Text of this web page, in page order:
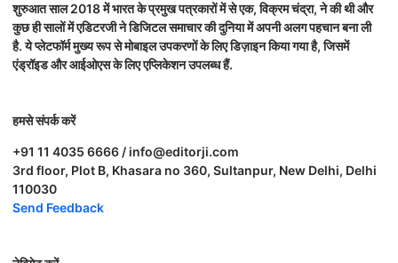
शुरुआत साल 2018 में भारत के प्रमुख पत्रकारों में से एक, विक्रम चंद्रा, ने की थी और
कुछ ही सालों में एडिटरजी ने डिजिटल समाचार की दुनिया में अपनी अलग पहचान बना ली
है. ये प्लेटफॉर्म मुख्य रूप से मोबाइल उपकरणों के लिए डिज़ाइन किया गया है, जिसमें
एंड्रॉइड और आईओएस के लिए एप्लिकेशन उपलब्ध हैं.
हमसे संपर्क करें
+91 11 4035 6666 / info@editorji.com
3rd floor, Plot B, Khasara no 360, Sultanpur, New Delhi, Delhi
110030
Send Feedback